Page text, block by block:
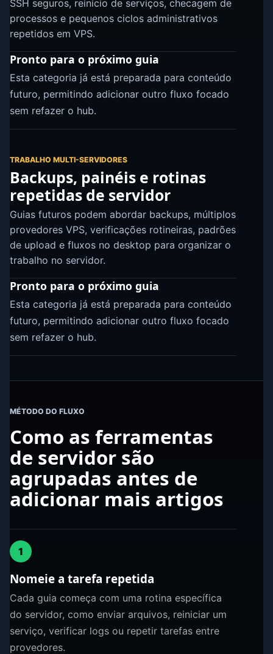
SSH seguros, reinício de serviços, checagem de
processos e pequenos ciclos administrativos
repetidos em VPS.
Pronto para o próximo guia
Esta categoria já está preparada para conteúdo
futuro, permitindo adicionar outro fluxo focado
sem refazer o hub.
TRABALHO MULTI-SERVIDORES
Backups, painéis e rotinas
repetidas de servidor
Guias futuros podem abordar backups, múltiplos
provedores VPS, verificações rotineiras, padrões
de upload e fluxos no desktop para organizar o
trabalho no servidor.
Pronto para o próximo guia
Esta categoria já está preparada para conteúdo
futuro, permitindo adicionar outro fluxo focado
sem refazer o hub.
MÉTODO DO FLUXO
Como as ferramentas
de servidor são
agrupadas antes de
adicionar mais artigos
1
Nomeie a tarefa repetida
Cada guia começa com uma rotina específica
do servidor, como enviar arquivos, reiniciar um
serviço, verificar logs ou repetir tarefas entre
provedores.